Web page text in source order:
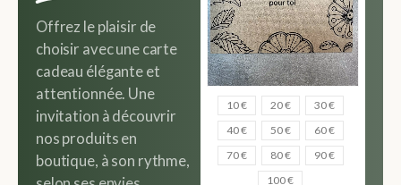
Offrez le plaisir de
choisir avec une carte
cadeau élégante et
attentionnée. Une
invitation à découvrir
nos produits en
boutique, à son rythme,
10 € 20 €
30 €
40 €
50 €
60 €
70 €
80 €
90 €
100 €